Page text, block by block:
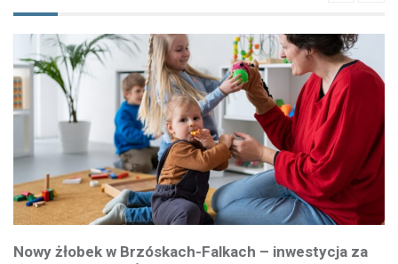
Nowy żłobek w Brzóskach-Falkach – inwestycja za